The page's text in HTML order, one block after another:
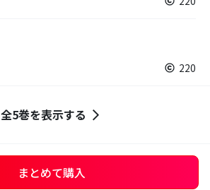
220
全5巻を表示する
まとめて購入